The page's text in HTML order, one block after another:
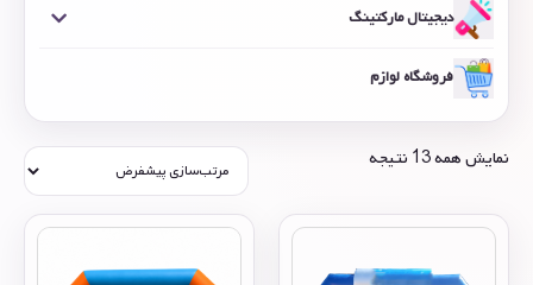
دیجیتال مارکتینگ
فروشگاه لوازم
نمایش همه 13 نتیجه